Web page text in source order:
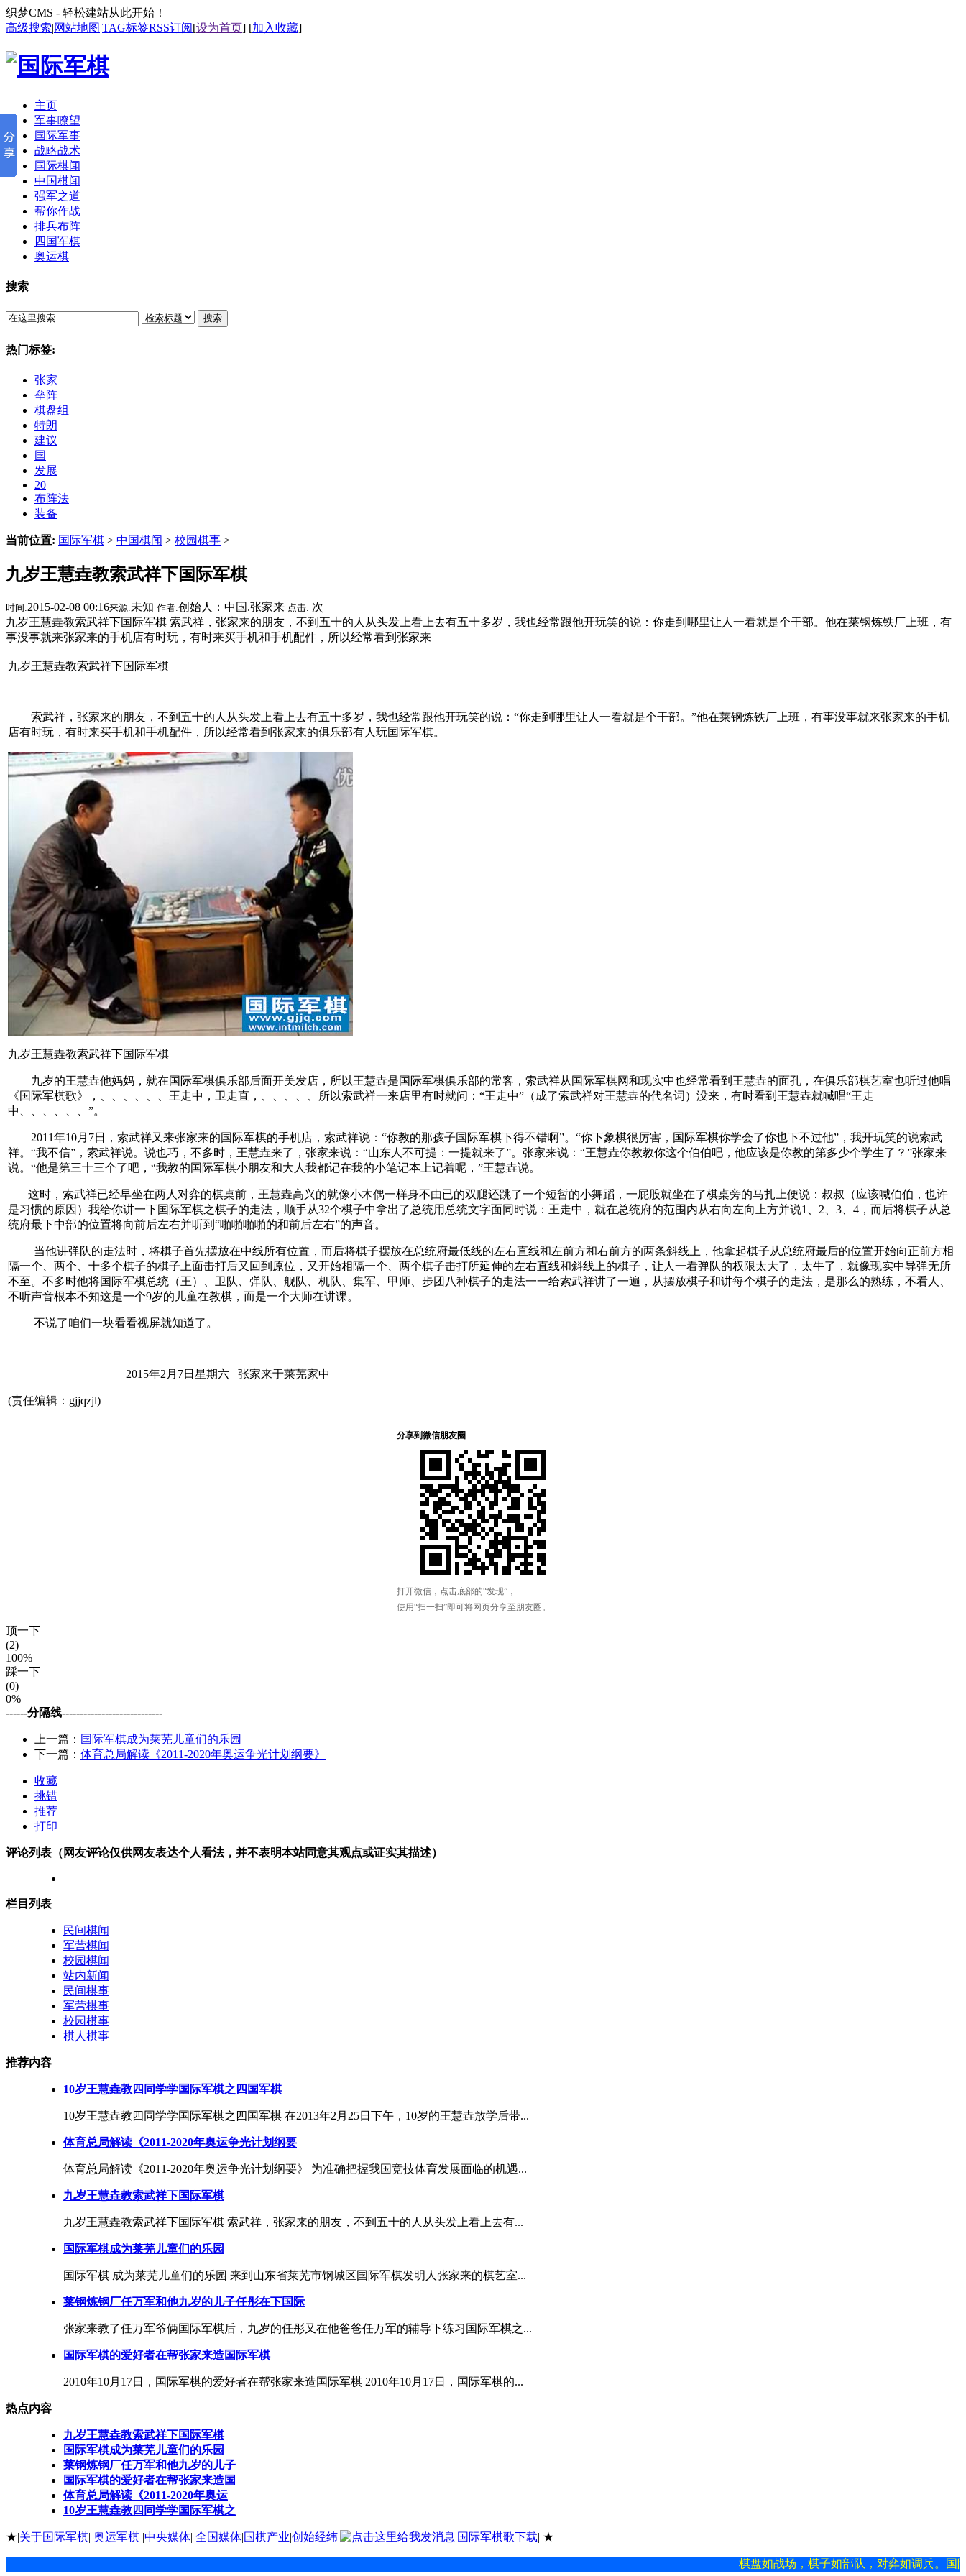
织梦CMS - 轻松建站从此开始！
高级搜索|网站地图|TAG标签RSS订阅[设为首页] [加入收藏]
主页
军事瞭望
国际军事
战略战术
国际棋闻
中国棋闻
强军之道
帮你作战
排兵布阵
四国军棋
奥运棋
搜索
搜索
热门标签:
张家
垒阵
棋盘组
特朗
建议
国
发展
20
布阵法
装备
当前位置: 国际军棋 > 中国棋闻 > 校园棋事 >
九岁王慧垚教索武祥下国际军棋
时间:2015-02-08 00:16来源:未知 作者:创始人：中国.张家来 点击: 次
九岁王慧垚教索武祥下国际军棋 索武祥，张家来的朋友，不到五十的人从头发上看上去有五十多岁，我也经常跟他开玩笑的说：你走到哪里让人一看就是个干部。他在莱钢炼铁厂上班，有
事没事就来张家来的手机店有时玩，有时来买手机和手机配件，所以经常看到张家来
九岁王慧垚教索武祥下国际军棋
索武祥，张家来的朋友，不到五十的人从头发上看上去有五十多岁，我也经常跟他开玩笑的说：“你走到哪里让人一看就是个干部。”他在莱钢炼铁厂上班，有事没事就来张家来的手机
店有时玩，有时来买手机和手机配件，所以经常看到张家来的俱乐部有人玩国际军棋。
九岁王慧垚教索武祥下国际军棋
九岁的王慧垚他妈妈，就在国际军棋俱乐部后面开美发店，所以王慧垚是国际军棋俱乐部的常客，索武祥从国际军棋网和现实中也经常看到王慧垚的面孔，在俱乐部棋艺室也听过他唱
《国际军棋歌》，、、、、、、王走中，卫走直，、、、、、所以索武祥一来店里有时就问：“王走中”（成了索武祥对王慧垚的代名词）没来，有时看到王慧垚就喊唱“王走
中、、、、、、”。
2011年10月7日，索武祥又来张家来的国际军棋的手机店，索武祥说：“你教的那孩子国际军棋下得不错啊”。“你下象棋很厉害，国际军棋你学会了你也下不过他”，我开玩笑的说索武
祥。“我不信”，索武祥说。说也巧，不多时，王慧垚来了，张家来说：“山东人不可提：一提就来了”。张家来说：“王慧垚你教教你这个伯伯吧，他应该是你教的第多少个学生了？”张家来
说。“他是第三十三个了吧，“我教的国际军棋小朋友和大人我都记在我的小笔记本上记着呢，”王慧垚说。
这时，索武祥已经早坐在两人对弈的棋桌前，王慧垚高兴的就像小木偶一样身不由已的双腿还跳了一个短暂的小舞蹈，一屁股就坐在了棋桌旁的马扎上便说：叔叔（应该喊伯伯，也许
是习惯的原因）我给你讲一下国际军棋之棋子的走法，顺手从32个棋子中拿出了总统用总统文字面同时说：王走中，就在总统府的范围内从右向左向上方并说1、2、3、4，而后将棋子从总
统府最下中部的位置将向前后左右并听到“啪啪啪啪的和前后左右”的声音。
当他讲弹队的走法时，将棋子首先摆放在中线所有位置，而后将棋子摆放在总统府最低线的左右直线和左前方和右前方的两条斜线上，他拿起棋子从总统府最后的位置开始向正前方相
隔一个、两个、十多个棋子的棋子上面击打后又回到原位，又开始相隔一个、两个棋子击打所延伸的左右直线和斜线上的棋子，让人一看弹队的权限太大了，太牛了，就像现实中导弹无所
不至。不多时他将国际军棋总统（王）、卫队、弹队、舰队、机队、集军、甲师、步团八种棋子的走法一一给索武祥讲了一遍，从摆放棋子和讲每个棋子的走法，是那么的熟练，不看人、
不听声音根本不知这是一个9岁的儿童在教棋，而是一个大师在讲课。
不说了咱们一块看看视屏就知道了。
2015年2月7日星期六 张家来于莱芜家中
(责任编辑：gjjqzjl)
顶一下
(2)
100%
踩一下
(0)
0%
------分隔线----------------------------
上一篇： 国际军棋成为莱芜儿童们的乐园
下一篇： 体育总局解读《2011-2020年奥运争光计划纲要》
收藏
挑错
推荐
打印
评论列表（网友评论仅供网友表达个人看法，并不表明本站同意其观点或证实其描述）
栏目列表
民间棋闻
军营棋闻
校园棋闻
站内新闻
民间棋事
军营棋事
校园棋事
棋人棋事
推荐内容
10岁王慧垚教四同学学国际军棋之四国军棋
10岁王慧垚教四同学学国际军棋之四国军棋 在2013年2月25日下午，10岁的王慧垚放学后带...
体育总局解读《2011-2020年奥运争光计划纲要
体育总局解读《2011-2020年奥运争光计划纲要》 为准确把握我国竞技体育发展面临的机遇...
九岁王慧垚教索武祥下国际军棋
九岁王慧垚教索武祥下国际军棋 索武祥，张家来的朋友，不到五十的人从头发上看上去有...
国际军棋成为莱芜儿童们的乐园
国际军棋 成为莱芜儿童们的乐园 来到山东省莱芜市钢城区国际军棋发明人张家来的棋艺室...
莱钢炼钢厂任万军和他九岁的儿子任彤在下国际
张家来教了任万军爷俩国际军棋后，九岁的任彤又在他爸爸任万军的辅导下练习国际军棋之...
国际军棋的爱好者在帮张家来造国际军棋
2010年10月17日，国际军棋的爱好者在帮张家来造国际军棋 2010年10月17日，国际军棋的...
热点内容
九岁王慧垚教索武祥下国际军棋
国际军棋成为莱芜儿童们的乐园
莱钢炼钢厂任万军和他九岁的儿子
国际军棋的爱好者在帮张家来造国
体育总局解读《2011-2020年奥运
10岁王慧垚教四同学学国际军棋之
★|关于国际军棋| 奥运军棋 |中央媒体| 全国媒体|国棋产业|创始经纬| |国际军棋歌下载| ★
棋盘如战场，棋子如部队，对弈如调兵。国际